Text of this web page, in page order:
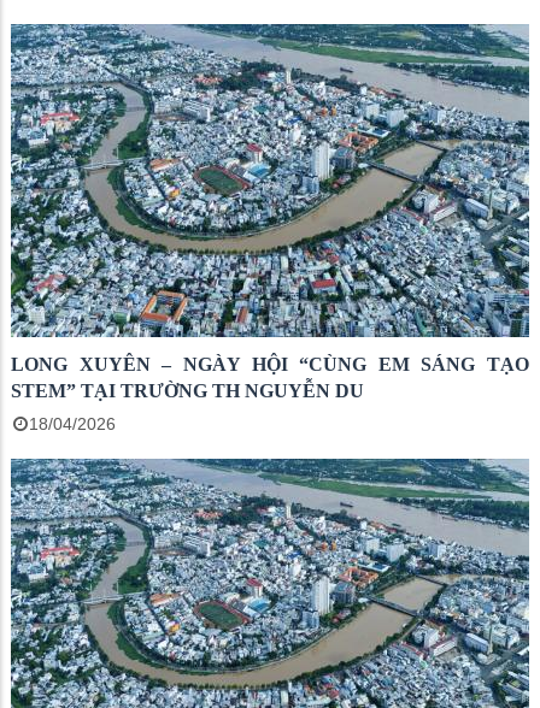
LONG XUYÊN – NGÀY HỘI “CÙNG EM SÁNG TẠO
STEM” TẠI TRƯỜNG TH NGUYỄN DU
18/04/2026